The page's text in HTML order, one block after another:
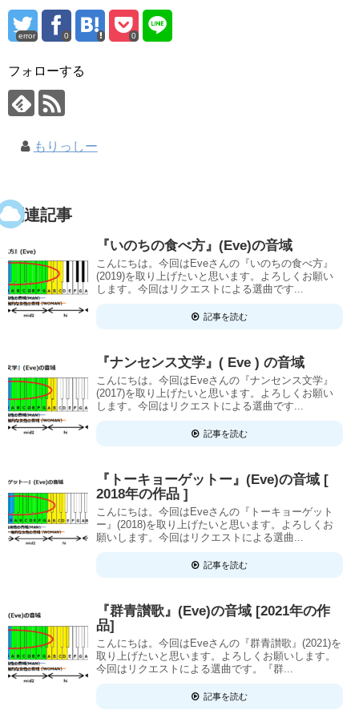
error 0 0
フォローする
もりっしー
関連記事
『いのちの食べ方』(Eve)の音域
こんにちは。今回はEveさんの『いのちの食べ方』
(2019)を取り上げたいと思います。よろしくお願い
します。今回はリクエストによる選曲です...
記事を読む
『ナンセンス文学』( Eve ) の音域
こんにちは。今回はEveさんの『ナンセンス文学』
(2017)を取り上げたいと思います。よろしくお願い
します。今回はリクエストによる選曲です...
記事を読む
『トーキョーゲットー』(Eve)の音域 [
2018年の作品 ]
こんにちは。今回はEveさんの『トーキョーゲット
ー』(2018)を取り上げたいと思います。よろしくお
願いします。今回はリクエストによる選曲...
記事を読む
『群青讃歌』(Eve)の音域 [2021年の作
品]
こんにちは。今回はEveさんの『群青讃歌』(2021)を
取り上げたいと思います。よろしくお願いします。
今回はリクエストによる選曲です。『群...
記事を読む